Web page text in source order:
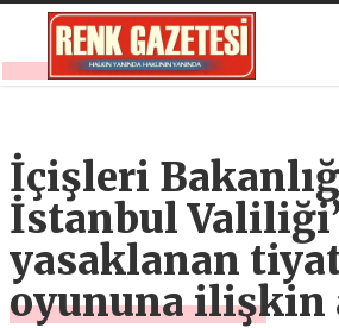
İçişleri
İstanbul
yasaklanan
oyununa ilişkin